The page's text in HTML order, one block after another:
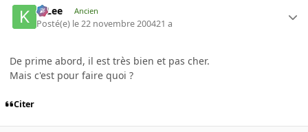
K-Lee Ancien
Posté(e) le 22 novembre 200421 a
De prime abord, il est très bien et pas cher.
Mais c'est pour faire quoi ?
Citer